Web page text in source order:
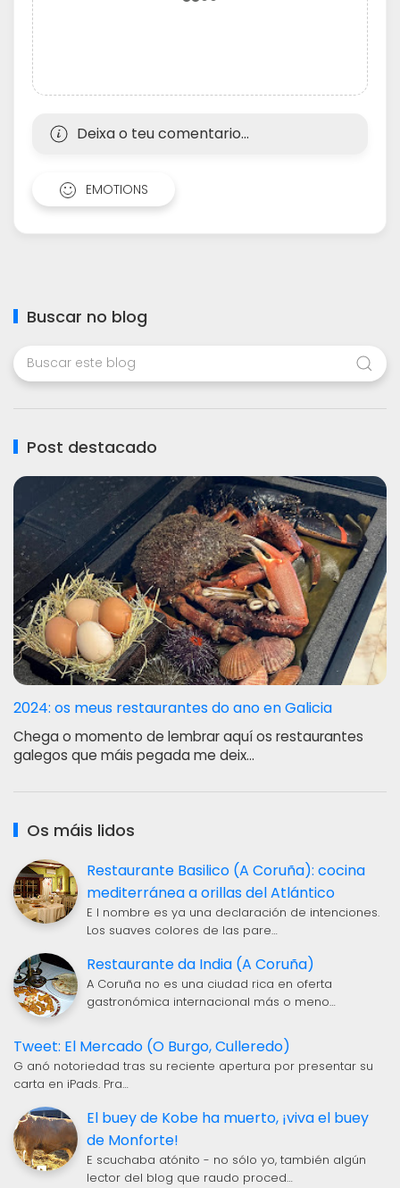
Deixa o teu comentario...
EMOTIONS
Buscar no blog
Post destacado
2024: os meus restaurantes do ano en Galicia
Chega o momento de lembrar aquí os restaurantes
galegos que máis pegada me deix…
Os máis lidos
Restaurante Basilico (A Coruña): cocina
mediterránea a orillas del Atlántico
E l nombre es ya una declaración de intenciones.
Los suaves colores de las pare…
Restaurante da India (A Coruña)
A Coruña no es una ciudad rica en oferta
gastronómica internacional más o meno…
Tweet: El Mercado (O Burgo, Culleredo)
G anó notoriedad tras su reciente apertura por presentar su
carta en iPads. Pra…
El buey de Kobe ha muerto, ¡viva el buey
de Monforte!
E scuchaba atónito - no sólo yo, también algún
lector del blog que raudo proced…